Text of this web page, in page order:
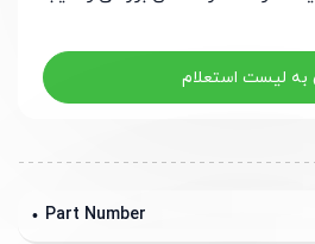
به لیست استعلام
Part Number